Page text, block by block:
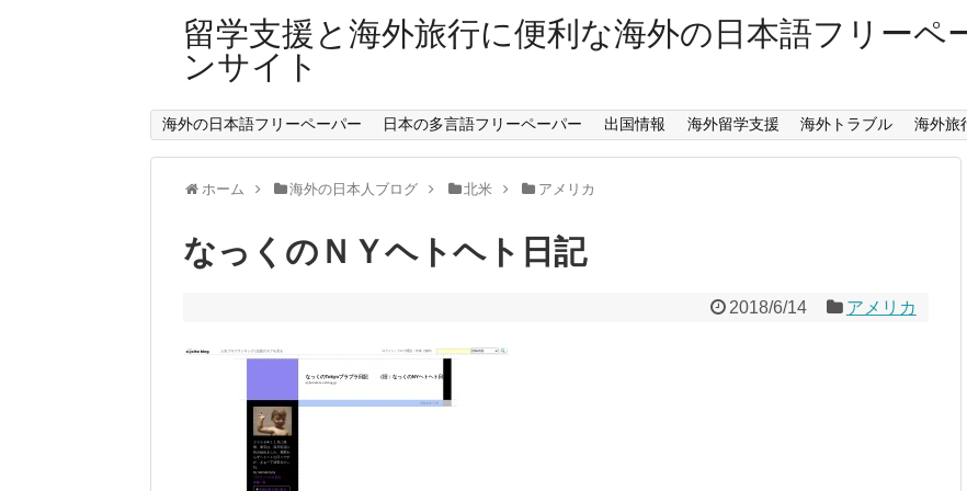
留学支援と海外旅行に便利な海外の日本語フリーペ
ンサイト
海外の日本語フリーペーパー 日本の多言語フリーペーパー 出国情報 海外留学支援 海外トラブル 海外旅
ホーム 海外の日本人ブログ 北米 アメリカ
なっくのＮＹヘトヘト日記
2018/6/14 アメリカ